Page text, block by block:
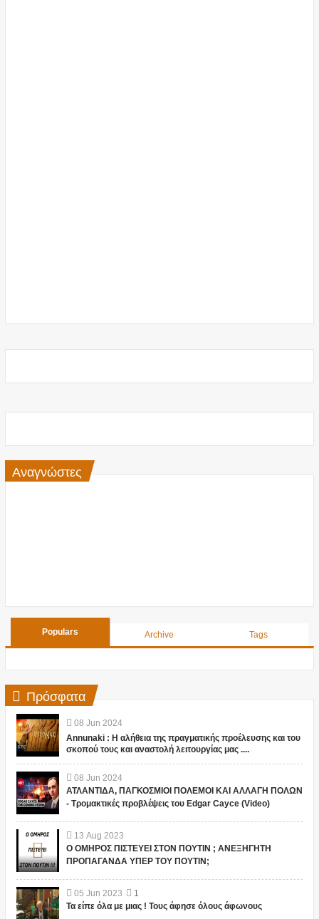
Αναγνώστες
Populars Archive Tags
Πρόσφατα
08 Jun 2024
Annunaki : Η αλήθεια της πραγματικής προέλευσης και του
σκοπού τους και αναστολή λειτουργίας μας ....
08 Jun 2024
ΑΤΛΑΝΤΙΔΑ, ΠΑΓΚΟΣΜΙΟΙ ΠΟΛΕΜΟΙ ΚΑΙ ΑΛΛΑΓΗ ΠΟΛΩΝ
- Τρομακτικές προβλέψεις του Edgar Cayce (Video)
13 Aug 2023
Ο ΟΜΗΡΟΣ ΠΙΣΤΕΥΕΙ ΣΤΟΝ ΠΟΥΤΙΝ ; ΑΝΕΞΗΓΗΤΗ
ΠΡΟΠΑΓΑΝΔΑ ΥΠΕΡ ΤΟΥ ΠΟΥΤΙΝ;
05 Jun 2023
1
Τα είπε όλα με μιας ! Τους άφησε όλους άφωνους